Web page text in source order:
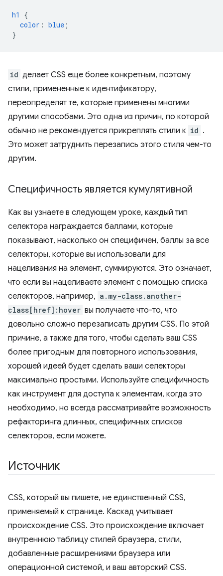
h1
{
color : blue ;
}
id делает CSS еще более конкретным, поэтому
стили, примененные к идентификатору,
переопределят те, которые применены многими
другими способами. Это одна из причин, по которой
обычно не рекомендуется прикреплять стили к id .
Это может затруднить перезапись этого стиля чем-то
другим.
Специфичность является кумулятивной
Как вы узнаете в следующем уроке, каждый тип
селектора награждается баллами, которые
показывают, насколько он специфичен, баллы за все
селекторы, которые вы использовали для
нацеливания на элемент, суммируются. Это означает,
что если вы нацеливаете элемент с помощью списка
селекторов, например, a.my-class.another-
class[href]:hover вы получаете что-то, что
довольно сложно перезаписать другим CSS. По этой
причине, а также для того, чтобы сделать ваш CSS
более пригодным для повторного использования,
хорошей идеей будет сделать ваши селекторы
максимально простыми. Используйте специфичность
как инструмент для доступа к элементам, когда это
необходимо, но всегда рассматривайте возможность
рефакторинга длинных, специфичных списков
селекторов, если можете.
Источник
CSS, который вы пишете, не единственный CSS,
применяемый к странице. Каскад учитывает
происхождение CSS. Это происхождение включает
внутреннюю таблицу стилей браузера, стили,
добавленные расширениями браузера или
операционной системой, и ваш авторский CSS.